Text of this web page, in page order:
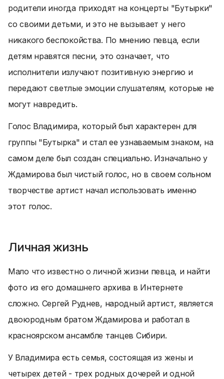
родители иногда приходят на концерты "Бутырки"
со своими детьми, и это не вызывает у него
никакого беспокойства. По мнению певца, если
детям нравятся песни, это означает, что
исполнители излучают позитивную энергию и
передают светлые эмоции слушателям, которые не
могут навредить.
Голос Владимира, который был характерен для
группы "Бутырка" и стал ее узнаваемым знаком, на
самом деле был создан специально. Изначально у
Ждамирова был чистый голос, но в своем сольном
творчестве артист начал использовать именно
этот голос.
Личная жизнь
Мало что известно о личной жизни певца, и найти
фото из его домашнего архива в Интернете
сложно. Сергей Руднев, народный артист, является
двоюродным братом Ждамирова и работал в
красноярском ансамбле танцев Сибири.
У Владимира есть семья, состоящая из жены и
четырех детей - трех родных дочерей и одной